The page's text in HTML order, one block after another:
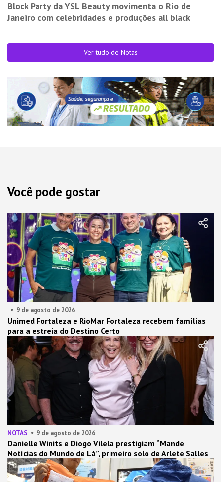
Block Party da YSL Beauty movimenta o Rio de
Janeiro com celebridades e produções all black
Ver tudo de Notas
Você pode gostar
9 de agosto de 2026
Unimed Fortaleza e RioMar Fortaleza recebem famílias
para a estreia do Destino Certo
NOTAS 9 de agosto de 2026
Danielle Winits e Diogo Vilela prestigiam “Mande
Notícias do Mundo de Lá”, primeiro solo de Arlete Salles